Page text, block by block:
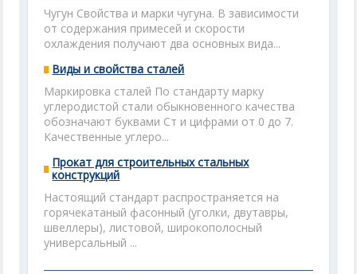
Чугун Свойства и марки чугуна. В зависимости
от содержания примесей и скорости
охлаждения получают два основных вида...
Виды и свойства сталей
Маркировка сталей По стандарту марку
углеродистой стали обыкновенного качества
обозначают буквами Ст и цифрами от 0 до 7.
Качественные углеро...
Прокат для строительных стальных
конструкций
Настоящий стандарт распространяется на
горячекатаный фасонный (уголки, двутавры,
швеллеры), листовой, широкополосный
универсальный ...